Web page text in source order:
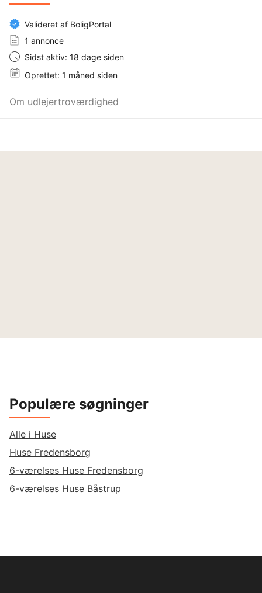
Valideret af BoligPortal
1 annonce
Sidst aktiv: 18 dage siden
Oprettet: 1 måned siden
Om udlejertroværdighed
Populære søgninger
Alle i Huse
Huse Fredensborg
6-værelses Huse Fredensborg
6-værelses Huse Båstrup